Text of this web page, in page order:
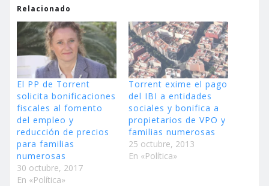
Relacionado
El PP de Torrent
solicita bonificaciones
fiscales al fomento
del empleo y
reducción de precios
para familias
numerosas
30 octubre, 2017
En «Política»
Torrent exime el pago
del IBI a entidades
sociales y bonifica a
propietarios de VPO y
familias numerosas
25 octubre, 2013
En «Política»